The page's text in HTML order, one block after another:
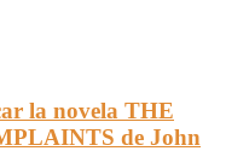
la novela THE
de John